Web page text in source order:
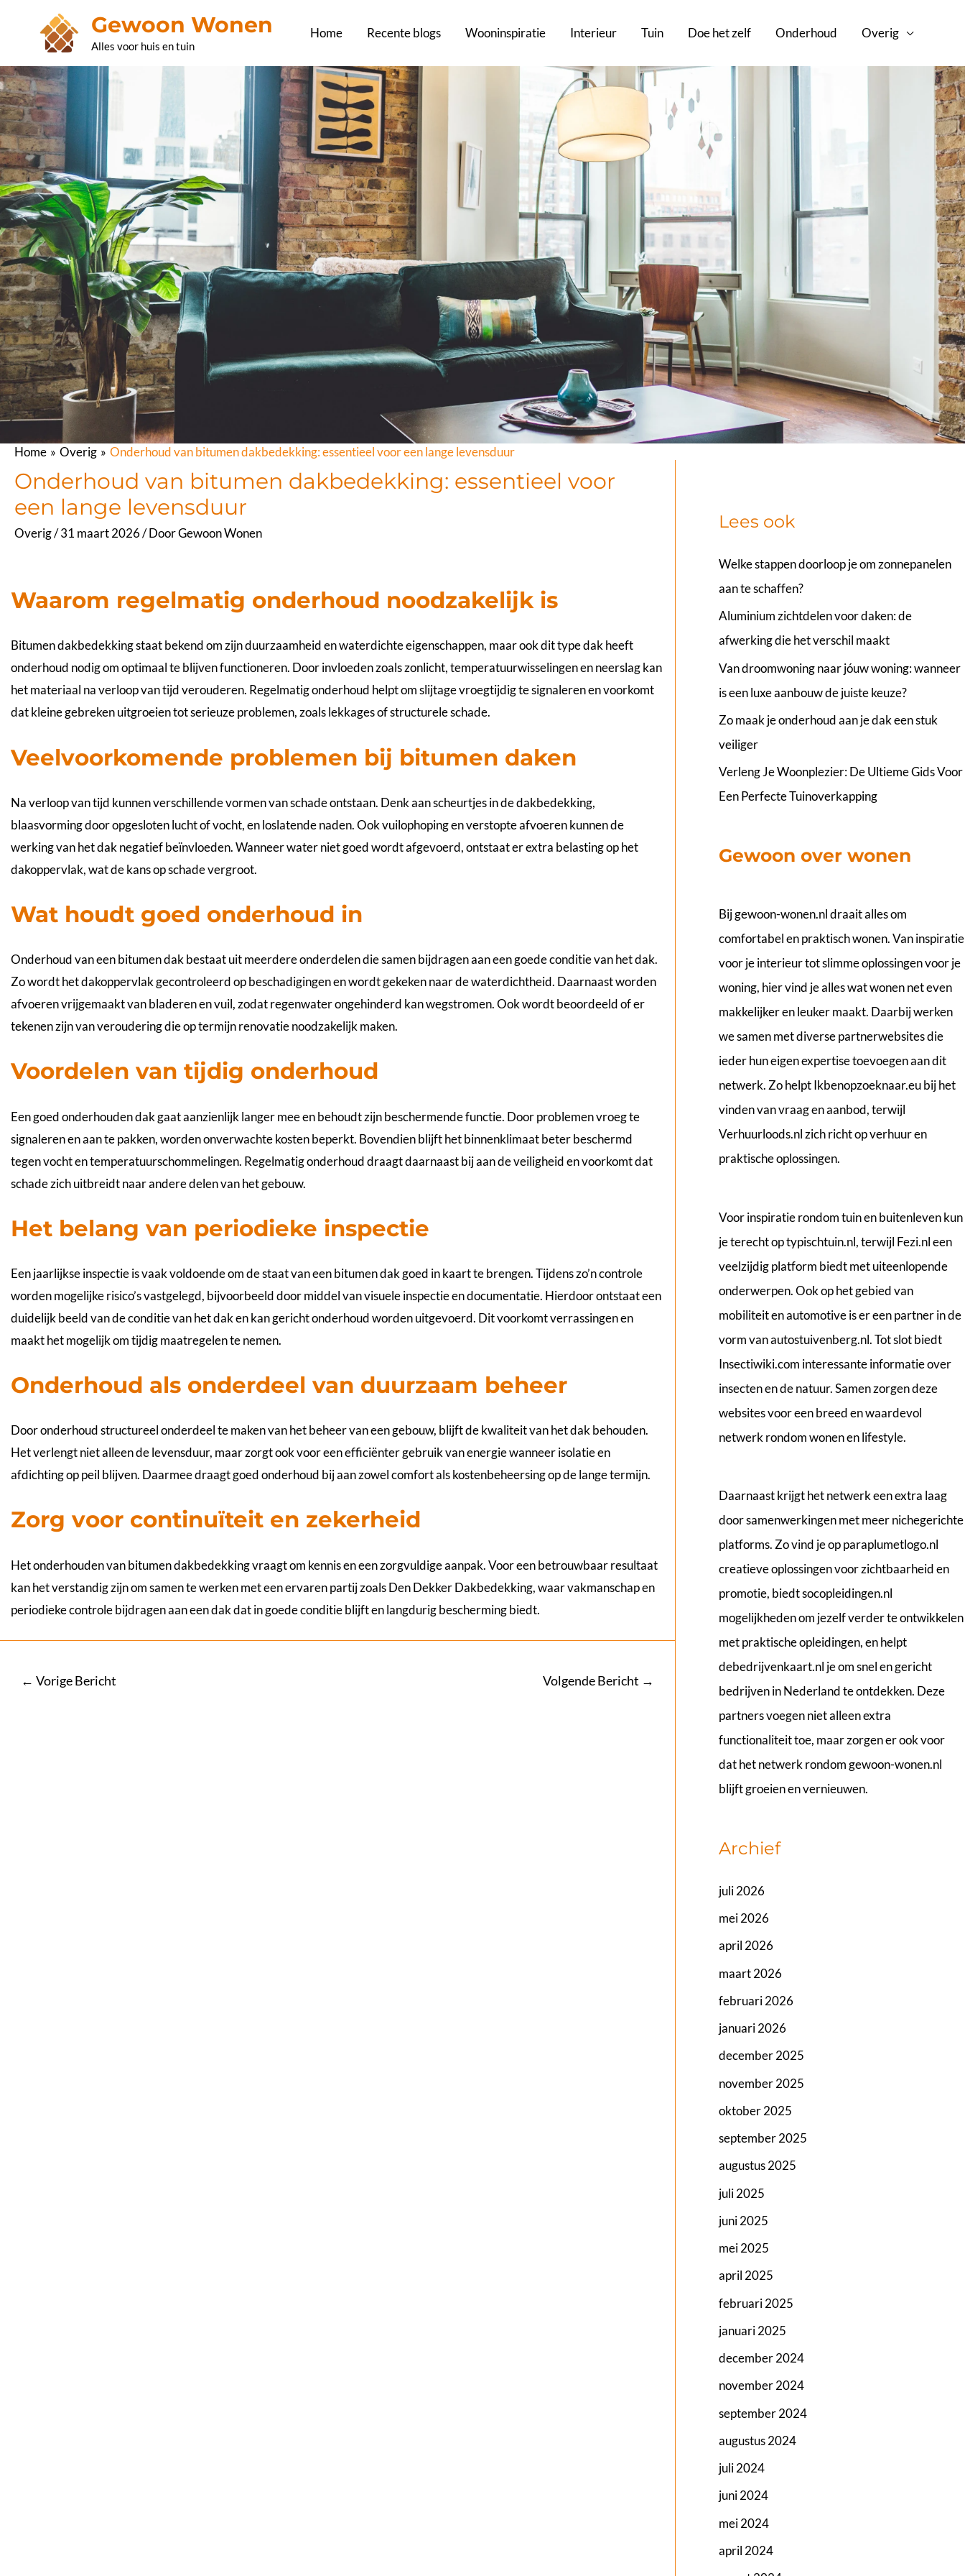
inhoud
Gewoon Wonen
Alles voor huis en tuin
Home Recente blogs Wooninspiratie Interieur Tuin Doe het zelf Onderhoud Overig
Home Overig Onderhoud van bitumen dakbedekking: essentieel voor een lange levensduur
Onderhoud van bitumen dakbedekking: essentieel voor
een lange levensduur
Overig/31 maart 2026/ DoorGewoon Wonen
Waarom regelmatig onderhoud noodzakelijk is
Bitumen dakbedekking staat bekend om zijn duurzaamheid en waterdichte eigenschappen, maar ook dit type dak heeft
onderhoud nodig om optimaal te blijven functioneren. Door invloeden zoals zonlicht, temperatuurwisselingen en neerslag kan
het materiaal na verloop van tijd verouderen. Regelmatig onderhoud helpt om slijtage vroegtijdig te signaleren en voorkomt
dat kleine gebreken uitgroeien tot serieuze problemen, zoals lekkages of structurele schade.
Veelvoorkomende problemen bij bitumen daken
Na verloop van tijd kunnen verschillende vormen van schade ontstaan. Denk aan scheurtjes in de dakbedekking,
blaasvorming door opgesloten lucht of vocht, en loslatende naden. Ook vuilophoping en verstopte afvoeren kunnen de
werking van het dak negatief beïnvloeden. Wanneer water niet goed wordt afgevoerd, ontstaat er extra belasting op het
dakoppervlak, wat de kans op schade vergroot.
Wat houdt goed onderhoud in
Onderhoud van een bitumen dak bestaat uit meerdere onderdelen die samen bijdragen aan een goede conditie van het dak.
Zo wordt het dakoppervlak gecontroleerd op beschadigingen en wordt gekeken naar de waterdichtheid. Daarnaast worden
afvoeren vrijgemaakt van bladeren en vuil, zodat regenwater ongehinderd kan wegstromen. Ook wordt beoordeeld of er
tekenen zijn van veroudering die op termijn renovatie noodzakelijk maken.
Voordelen van tijdig onderhoud
Een goed onderhouden dak gaat aanzienlijk langer mee en behoudt zijn beschermende functie. Door problemen vroeg te
signaleren en aan te pakken, worden onverwachte kosten beperkt. Bovendien blijft het binnenklimaat beter beschermd
tegen vocht en temperatuurschommelingen. Regelmatig onderhoud draagt daarnaast bij aan de veiligheid en voorkomt dat
schade zich uitbreidt naar andere delen van het gebouw.
Het belang van periodieke inspectie
Een jaarlijkse inspectie is vaak voldoende om de staat van een bitumen dak goed in kaart te brengen. Tijdens zo’n controle
worden mogelijke risico’s vastgelegd, bijvoorbeeld door middel van visuele inspectie en documentatie. Hierdoor ontstaat een
duidelijk beeld van de conditie van het dak en kan gericht onderhoud worden uitgevoerd. Dit voorkomt verrassingen en
maakt het mogelijk om tijdig maatregelen te nemen.
Onderhoud als onderdeel van duurzaam beheer
Door onderhoud structureel onderdeel te maken van het beheer van een gebouw, blijft de kwaliteit van het dak behouden.
Het verlengt niet alleen de levensduur, maar zorgt ook voor een efficiënter gebruik van energie wanneer isolatie en
afdichting op peil blijven. Daarmee draagt goed onderhoud bij aan zowel comfort als kostenbeheersing op de lange termijn.
Zorg voor continuïteit en zekerheid
Het onderhouden van bitumen dakbedekking vraagt om kennis en een zorgvuldige aanpak. Voor een betrouwbaar resultaat
kan het verstandig zijn om samen te werken met een ervaren partij zoalsDen Dekker Dakbedekking, waar vakmanschap en
periodieke controle bijdragen aan een dak dat in goede conditie blijft en langdurig bescherming biedt.
Bericht
← Vorige Bericht Volgende Bericht →
Lees ook
Welke stappen doorloop je om zonnepanelen
aan te schaffen?
Aluminium zichtdelen voor daken: de
afwerking die het verschil maakt
Van droomwoning naar jóuw woning: wanneer
is een luxe aanbouw de juiste keuze?
Zo maak je onderhoud aan je dak een stuk
veiliger
Verleng Je Woonplezier: De Ultieme Gids Voor
Een Perfecte Tuinoverkapping
Gewoon over wonen
Bijgewoon-wonen.nldraait alles om
comfortabel en praktisch wonen. Van inspiratie
voor je interieur tot slimme oplossingen voor je
woning, hier vind je alles wat wonen net even
makkelijker en leuker maakt. Daarbij werken
we samen met diverse partnerwebsites die
ieder hun eigen expertise toevoegen aan dit
netwerk. Zo helptIkbenopzoeknaar.eubij het
vinden van vraag en aanbod, terwijl
Verhuurloods.nlzich richt op verhuur en
praktische oplossingen.
Voor inspiratie rondom tuin en buitenleven kun
je terecht optypischtuin.nl, terwijl Fezi.nleen
veelzijdig platform biedt met uiteenlopende
onderwerpen. Ook op het gebied van
mobiliteit en automotive is er een partner in de
vorm vanautostuivenberg.nl. Tot slot biedt
Insectiwiki.com interessante informatie over
insecten en de natuur. Samen zorgen deze
websites voor een breed en waardevol
netwerk rondom wonen en lifestyle.
Daarnaast krijgt het netwerk een extra laag
door samenwerkingen met meer nichegerichte
platforms. Zo vind je opparaplumetlogo.nl
creatieve oplossingen voor zichtbaarheid en
promotie, biedtsocopleidingen.nl
mogelijkheden om jezelf verder te ontwikkelen
met praktische opleidingen, en helpt
debedrijvenkaart.nl je om snel en gericht
bedrijven in Nederland te ontdekken. Deze
partners voegen niet alleen extra
functionaliteit toe, maar zorgen er ook voor
dat het netwerk rondom gewoon-wonen.nl
blijft groeien en vernieuwen.
Archief
juli 2026
mei 2026
april 2026
maart 2026
februari 2026
januari 2026
december 2025
november 2025
oktober 2025
september 2025
augustus 2025
juli 2025
juni 2025
mei 2025
april 2025
februari 2025
januari 2025
december 2024
november 2024
september 2024
augustus 2024
juli 2024
juni 2024
mei 2024
april 2024